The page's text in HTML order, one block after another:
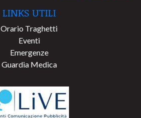
LINKS UTILI
Orario Traghetti
Eventi
Emergenze
Guardia Medica